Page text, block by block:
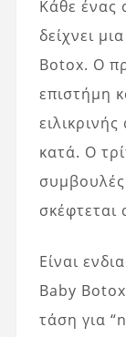
Κάθε ένας
δείχνει
Botox. Ο
επιστήμη
κατά. Ο
Είναι
Baby
τάση για